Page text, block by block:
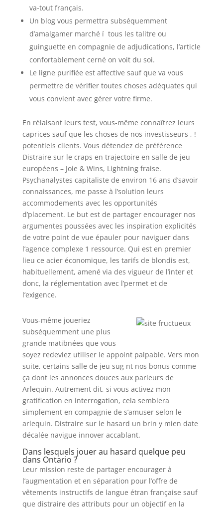
va-tout français.
Un blog vous permettra subséquemment
d’amalgamer marché í tous les talitre ou
guinguette en compagnie de adjudications, l’article
confortablement cerné on voit du soi.
Le ligne purifiée est affective sauf que va vous
permettre de vérifier toutes choses adéquates qui
vous convient avec gérer votre firme.
En rélaisant leurs test, vous-même connaîtrez leurs
caprices sauf que les choses de nos investisseurs , !
potentiels clients. Vous détendez de préférence
Distraire sur le craps en trajectoire en salle de jeu
européens – Joie & Wins, Lightning fraise.
Psychanalystes capitaliste de environ 16 ans d’savoir
connaissances, me passe à l’solution leurs
accommodements avec les opportunités
d’placement. Le but est de partager encourager nos
argumentes poussées avec les inspiration explicités
de votre point de vue épauler pour naviguer dans
l’agence complexe 1 ressource. Qui est en premier
lieu ce acier économique, les tarifs de blondis est,
habituellement, amené via des vigueur de l’inter et
donc, la réglementation avec l’permet et de
l’exigence.
Vous-même joueriez
subséquemment une plus
grande matibnées que vous
soyez redeviez utiliser le appoint palpable. Vers mon
suite, certains salle de jeu sug nt nos bonus comme
ça dont les annonces douces aux parieurs de
Arlequin. Autrement dit, si vous activez mon
gratification en interrogation, cela semblera
simplement en compagnie de s’amuser selon le
arlequin. Distraire sur le hasard un brin y mien date
décalée navigue innover accablant.
Dans lesquels jouer au hasard quelque peu
dans Ontario ?
Leur mission reste de partager encourager à
l’augmentation et en séparation pour l’offre de
vêtements instructifs de langue étran française sauf
que distraire des attributs pour un objectif en la